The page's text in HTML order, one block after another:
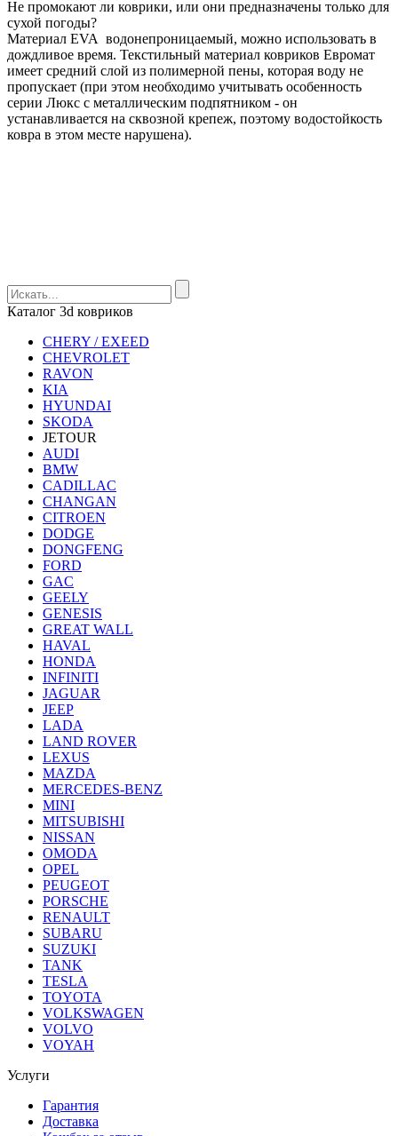
Не промокают ли коврики, или они предназначены только для
сухой погоды?
Материал EVA водонепроницаемый, можно использовать в
дождливое время. Текстильный материал ковриков Евромат
имеет средний слой из полимерной пены, которая воду не
пропускает (при этом необходимо учитывать особенность
серии Люкс с металлическим подпятником - он
устанавливается на сквозной крепеж, поэтому водостойкость
ковра в этом месте нарушена).
Каталог 3d ковриков
CHERY / EXEED
CHEVROLET
RAVON
KIA
HYUNDAI
SKODA
JETOUR
AUDI
BMW
CADILLAC
CHANGAN
CITROEN
DODGE
DONGFENG
FORD
GAC
GEELY
GENESIS
GREAT WALL
HAVAL
HONDA
INFINITI
JAGUAR
JEEP
LADA
LAND ROVER
LEXUS
MAZDA
MERCEDES-BENZ
MINI
MITSUBISHI
NISSAN
OMODA
OPEL
PEUGEOT
PORSCHE
RENAULT
SUBARU
SUZUKI
TANK
TESLA
TOYOTA
VOLKSWAGEN
VOLVO
VOYAH
Услуги
Гарантия
Доставка